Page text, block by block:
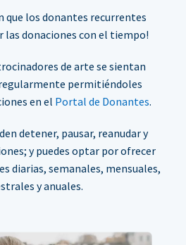
que los donantes recurrentes
las donaciones con el tiempo!
de arte se sientan
permitiéndoles
en el Portal de Donantes.
detener, pausar, reanudar y
y puedes optar por ofrecer
diarias, semanales, mensuales,
y anuales.